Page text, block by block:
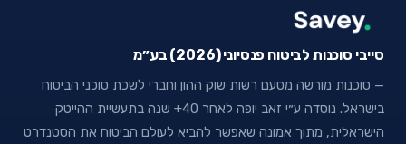
סייבי סוכנות לביטוח פנסיוני (2026) בע״מ
— סוכנות מורשה מטעם רשות שוק ההון וחברי לשכת סוכני הביטוח
בישראל. נוסדה ע״י זאב יופה לאחר 40+ שנה בתעשיית ההייטק
הישראלית, מתוך אמונה שאפשר להביא לעולם הביטוח את הסטנדרט